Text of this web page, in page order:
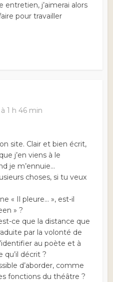
entretien, j’aimerai alors
pour travailler
1 h 46 min
site. Clair et bien écrit,
j’en viens à le
je m’ennuie…
choses, si tu veux
« Il pleure… », est-il
» ?
ce que la distance que
par la volonté de
au poète et à
qu’il décrit ?
d’aborder, comme
fonctions du théâtre ?